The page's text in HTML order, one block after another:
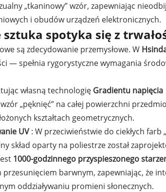
„tkaninowy” wzór, zapewniając
i obudów urządzeń elektronicznych.
spotyka się z
są zdecydowanie przemysłowe. W
— spełnia rygorystyczne wymagania
własną technologię Gradientu napięcia
„pęknięć” na całej powierzchni
kształtach geometrycznych.
UV: W przeciwieństwie do ciekłych farb
skład oparty na poliestrze został
1000-godzinnego przyspieszonego
barwnym, zapewniając, że
oddziaływaniu promieni słonecznych.